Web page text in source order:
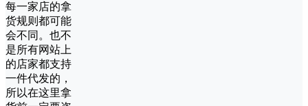
每一家店的拿
货规则都可能
会不同。也不
是所有网站上
的店家都支持
一件代发的，
所以在这里拿